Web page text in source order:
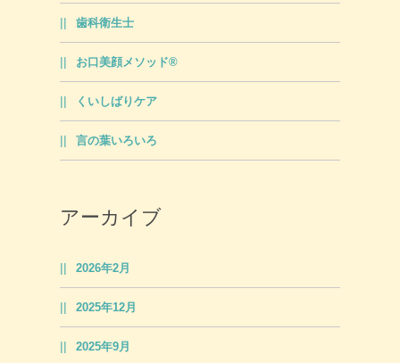
歯科衛生士
お口美顔メソッド®
くいしばりケア
言の葉いろいろ
アーカイブ
2026年2月
2025年12月
2025年9月